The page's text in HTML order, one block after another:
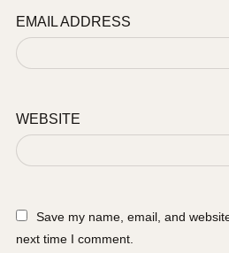
EMAIL ADDRESS
WEBSITE
Save my name, email, and
next time I comment.